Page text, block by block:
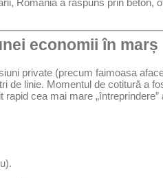
economii în marș
private (precum faimoasa
de linie. Momentul de cotitură a
rapid cea mai mare „întreprindere”